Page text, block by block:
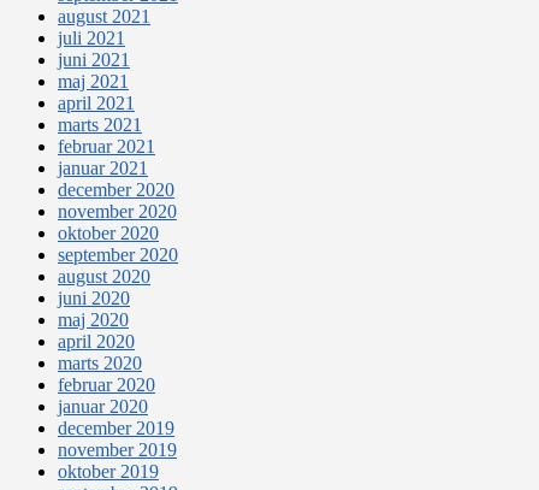
august 2021
juli 2021
juni 2021
maj 2021
april 2021
marts 2021
februar 2021
januar 2021
december 2020
november 2020
oktober 2020
september 2020
august 2020
juni 2020
maj 2020
april 2020
marts 2020
februar 2020
januar 2020
december 2019
november 2019
oktober 2019